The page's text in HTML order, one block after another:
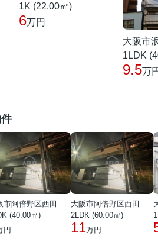
1K (22.00㎡)
6万円
大阪市
1LDK
9.5万
大阪市阿倍野区西田辺町１丁目
(40.00㎡)
円
大阪市阿倍野区西田辺町１丁目
2LDK (60.00㎡)
11万円